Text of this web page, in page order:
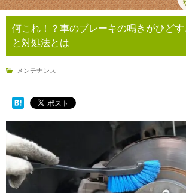
何これ！？車のブレーキの鳴きがひど
と対処法とは
メンテナンス